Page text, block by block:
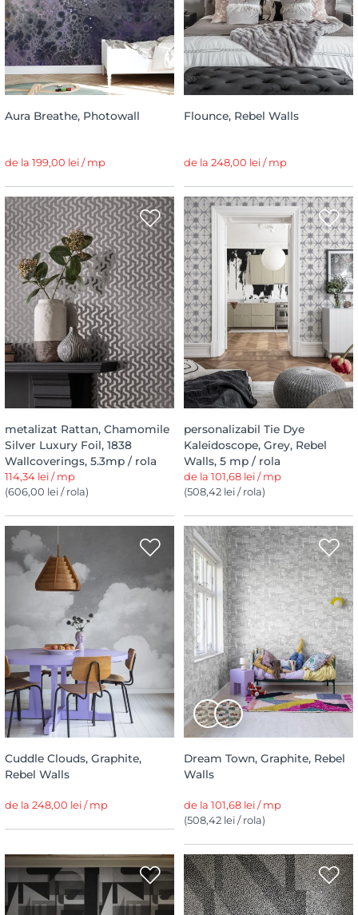
Aura Breathe, Photowall
de la 199,00 lei / mp
Flounce, Rebel Walls
de la 248,00 lei / mp
metalizat Rattan, Chamomile
Silver Luxury Foil, 1838
Wallcoverings, 5.3mp / rola
114,34 lei / mp
(606,00 lei / rola)
personalizabil Tie Dye
Kaleidoscope, Grey, Rebel
Walls, 5 mp / rola
de la 101,68 lei / mp
(508,42 lei / rola)
Cuddle Clouds, Graphite,
Rebel Walls
de la 248,00 lei / mp
Dream Town, Graphite, Rebel
Walls
de la 101,68 lei / mp
(508,42 lei / rola)